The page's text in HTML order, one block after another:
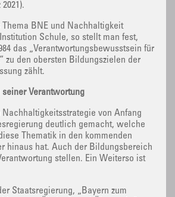
Thema BNE und Nachhaltigkeit
Schule, so stellt man fest,
das „Verantwortungsbewusstsein für
zu den obersten Bildungszielen der
zählt.
Verantwortung
von Anfang
deutlich gemacht, welche
Thematik in den kommenden
hinaus hat. Auch der Bildungsbereich
stellen. Ein Weiterso ist
Staatsregierung, „Bayern zum